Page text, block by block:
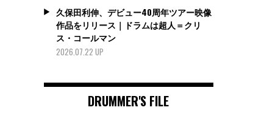
久保田利伸、デビュー40周年ツアー映像
作品をリリース｜ドラムは超人＝クリ
ス・コールマン
2026.07.22 UP
DRUMMER'S FILE